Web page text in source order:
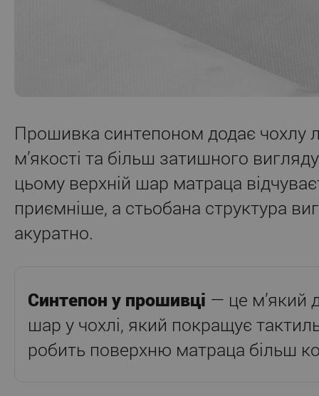
Прошивка синтепоном додає чохлу
м’якості та більш затишного
цьому верхній шар матраца
приємніше, а стьобана структура
акуратно.
Синтепон у прошивці — це м’який
шар у чохлі, який покращує
робить поверхню матраца більш